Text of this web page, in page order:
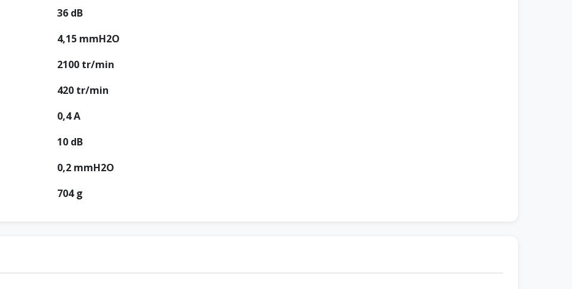
36 dB
4,15 mmH2O
2100 tr/min
420 tr/min
0,4 A
10 dB
0,2 mmH2O
704 g